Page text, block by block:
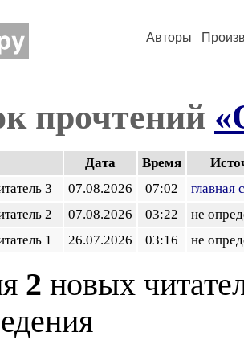
Авторы
прочтений
Дата Время
3
07.08.2026 07:02
главная
2
07.08.2026 03:22
не
1
26.07.2026 03:16 не
2 новых